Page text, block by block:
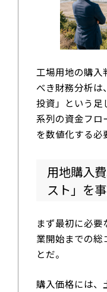
工場用地の購入
べき財務分析は
投資」という足
系列の資金フロ
を数値化する必
用地購入
スト」を
まず最初に必
業開始までの総
とだ。
購入価格には、